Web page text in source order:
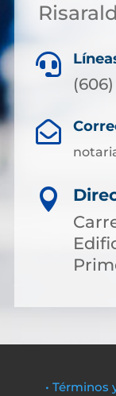



• Términos